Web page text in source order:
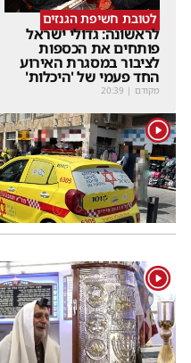
לטובת חשיפת הגנזים
לראשונה: גדולי ישראל
פותחים את הכספות
לציבור במסגרת האירוע
החד פעמי של 'היכלות'
מקודם |
20:39
1
1